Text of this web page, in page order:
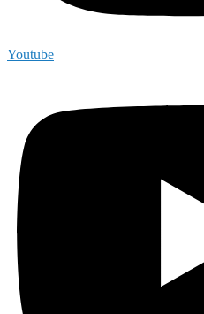
Youtube